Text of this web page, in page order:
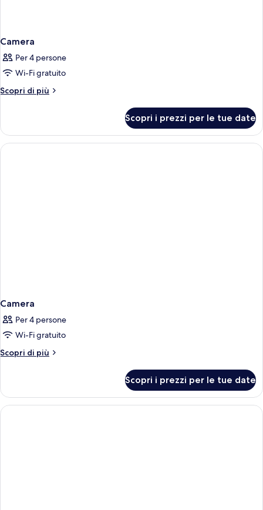
Camera
Per 4 persone
Wi-Fi gratuito
Scopri di più
Altri
Scopri i prezzi per le tue date
Camera
Per 4 persone
Wi-Fi gratuito
Scopri di più
Altri
Scopri i prezzi per le tue date